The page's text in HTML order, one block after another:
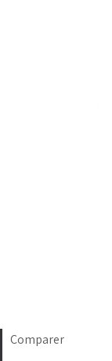
Comparer